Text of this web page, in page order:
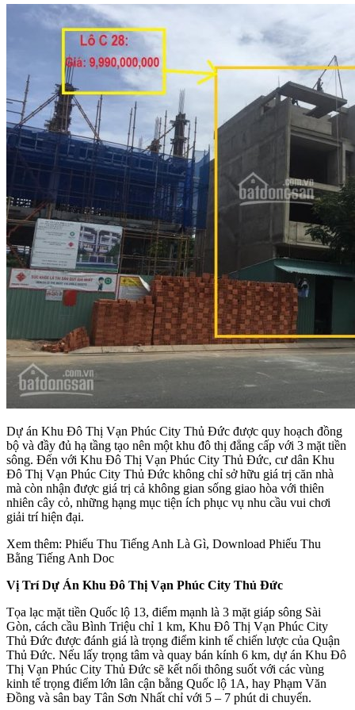
Dự án Khu Đô Thị Vạn Phúc City Thủ Đức được quy hoạch đồng
bộ và đầy đủ hạ tầng tạo nên một khu đô thị đẳng cấp với 3 mặt tiền
sông. Đến với Khu Đô Thị Vạn Phúc City Thủ Đức, cư dân Khu
Đô Thị Vạn Phúc City Thủ Đức không chỉ sở hữu giá trị căn nhà
mà còn nhận được giá trị cả không gian sống giao hòa với thiên
nhiên cây cỏ, những hạng mục tiện ích phục vụ nhu cầu vui chơi
giải trí hiện đại.
Xem thêm: Phiếu Thu Tiếng Anh Là Gì, Download Phiếu Thu
Bằng Tiếng Anh Doc
Vị Trí Dự Án Khu Đô Thị Vạn Phúc City Thủ Đức
Tọa lạc mặt tiền Quốc lộ 13, điểm mạnh là 3 mặt giáp sông Sài
Gòn, cách cầu Bình Triệu chỉ 1 km, Khu Đô Thị Vạn Phúc City
Thủ Đức được đánh giá là trọng điểm kinh tế chiến lược của Quận
Thủ Đức. Nếu lấy trọng tâm và quay bán kính 6 km, dự án Khu Đô
Thị Vạn Phúc City Thủ Đức sẽ kết nối thông suốt với các vùng
kinh tế trọng điểm lớn lân cận bằng Quốc lộ 1A, hay Phạm Văn
Đồng và sân bay Tân Sơn Nhất chỉ với 5 – 7 phút di chuyển.